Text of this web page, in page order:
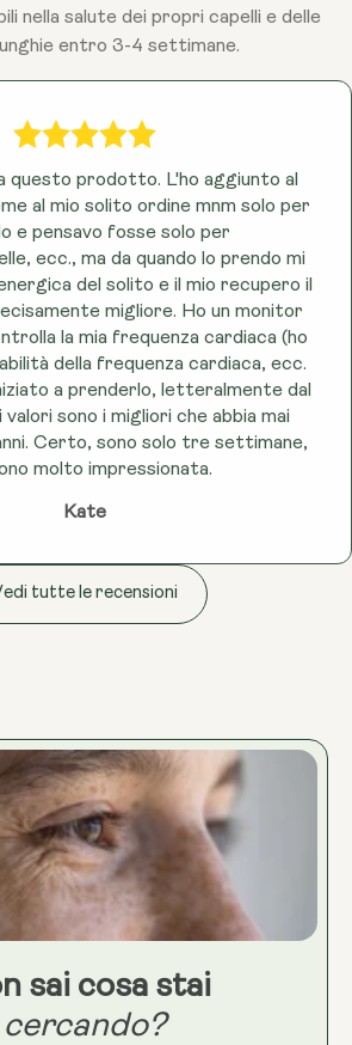
nella salute dei propri capelli e delle
entro 3-4 settimane.
questo prodotto. L'ho aggiunto al
al mio solito ordine mnm solo per
e pensavo fosse solo per
ecc., ma da quando lo prendo mi
del solito e il mio recupero il
migliore. Ho un monitor
la mia frequenza cardiaca (ho
della frequenza cardiaca, ecc.
a prenderlo, letteralmente dal
sono i migliori che abbia mai
Certo, sono solo tre settimane,
molto impressionata.
Kate
tutte le recensioni
sai cosa stai
cercando?